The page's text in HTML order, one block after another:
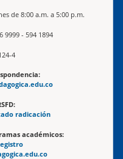
de 8:00 a.m. a 5:00 p.m.
9999 - 594 1894
4
radicación
académicos: